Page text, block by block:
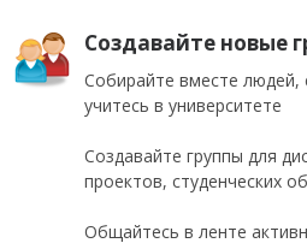
Создавайте новые
Собирайте вместе людей,
учитесь в университете
Создавайте группы для
проектов, студенческих
Общайтесь в ленте